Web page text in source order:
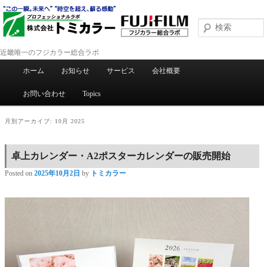
近畿唯一のフジカラー総合ラボ
メインメニュー
メインコンテンツへ移動
サブコンテンツへ移動
ホーム お知らせ サービス 会社概要
お問い合わせ Topics
月別アーカイブ: 10月 2025
卓上カレンダー・A2ポスターカレンダーの販売開始
Posted on 2025年10月2日 by トミカラー